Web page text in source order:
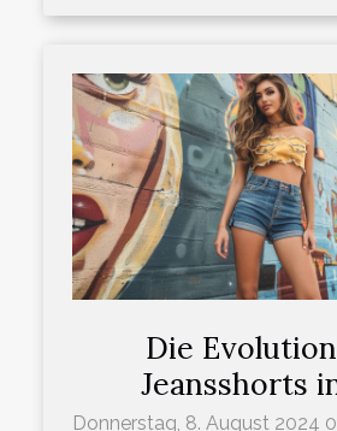
Die
Jeansshorts
Donnerstag, 8. August 2024